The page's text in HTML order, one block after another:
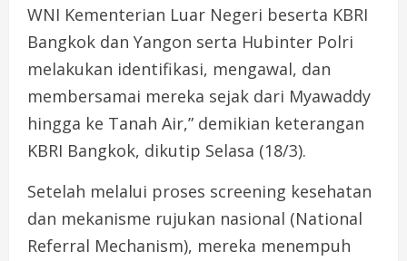
WNI Kementerian Luar Negeri beserta KBRI
Bangkok dan Yangon serta Hubinter Polri
melakukan identifikasi, mengawal, dan
membersamai mereka sejak dari Myawaddy
hingga ke Tanah Air,” demikian keterangan
KBRI Bangkok, dikutip Selasa (18/3).
Setelah melalui proses screening kesehatan
dan mekanisme rujukan nasional (National
Referral Mechanism), mereka menempuh